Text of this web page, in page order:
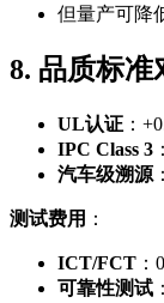
但量产可降
8. 品质标准
UL认证 ：
IPC Class 3
汽车级溯源
测试费用 ：
ICT/FCT
可靠性测试